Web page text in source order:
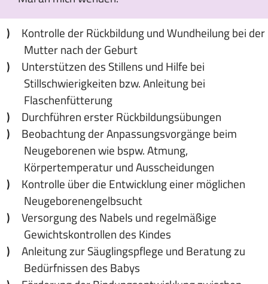
Kontrolle der Rückbildung und Wundheilung bei der
Mutter nach der Geburt
Unterstützen des Stillens und Hilfe bei
Stillschwierigkeiten bzw. Anleitung bei
Flaschenfütterung
Durchführen erster Rückbildungsübungen
Beobachtung der Anpassungsvorgänge beim
Neugeborenen wie bspw. Atmung,
Körpertemperatur und Ausscheidungen
Kontrolle über die Entwicklung einer möglichen
Neugeborenengelbsucht
Versorgung des Nabels und regelmäßige
Gewichtskontrollen des Kindes
Anleitung zur Säuglingspflege und Beratung zu
Bedürfnissen des Babys